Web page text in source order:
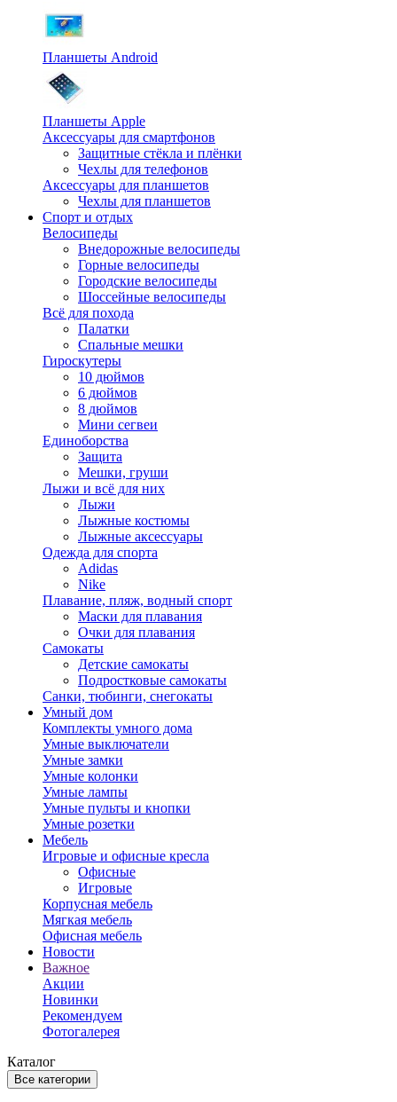
Планшеты Android
Планшеты Apple
Аксессуары для смартфонов
Защитные стёкла и плёнки
Чехлы для телефонов
Аксессуары для планшетов
Чехлы для планшетов
Спорт и отдых
Велосипеды
Внедорожные велосипеды
Горные велосипеды
Городские велосипеды
Шоссейные велосипеды
Всё для похода
Палатки
Спальные мешки
Гироскутеры
10 дюймов
6 дюймов
8 дюймов
Мини сегвеи
Единоборства
Защита
Мешки, груши
Лыжи и всё для них
Лыжи
Лыжные костюмы
Лыжные аксессуары
Одежда для спорта
Adidas
Nike
Плавание, пляж, водный спорт
Маски для плавания
Очки для плавания
Самокаты
Детские самокаты
Подростковые самокаты
Санки, тюбинги, снегокаты
Умный дом
Комплекты умного дома
Умные выключатели
Умные замки
Умные колонки
Умные лампы
Умные пульты и кнопки
Умные розетки
Мебель
Игровые и офисные кресла
Офисные
Игровые
Корпусная мебель
Мягкая мебель
Офисная мебель
Новости
Важное
Акции
Новинки
Рекомендуем
Фотогалерея
Каталог
Все категории